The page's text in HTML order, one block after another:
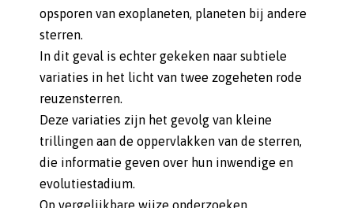
opsporen van exoplaneten, planeten bij andere
sterren.
In dit geval is echter gekeken naar subtiele
variaties in het licht van twee zogeheten rode
reuzensterren.
Deze variaties zijn het gevolg van kleine
trillingen aan de oppervlakken van de sterren,
die informatie geven over hun inwendige en
evolutiestadium.
Op vergelijkbare wijze onderzoeken